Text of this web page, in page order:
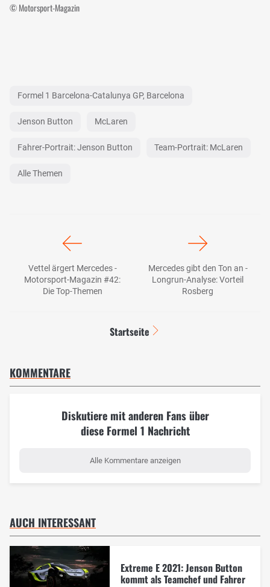
© Motorsport-Magazin
Formel 1 Barcelona-Catalunya GP, Barcelona
Jenson Button McLaren
Fahrer-Portrait: Jenson Button Team-Portrait: McLaren
Alle Themen
Vettel ärgert Mercedes -
Motorsport-Magazin #42:
Die Top-Themen
Mercedes gibt den Ton an -
Longrun-Analyse: Vorteil
Rosberg
Startseite
KOMMENTARE
Diskutiere mit anderen Fans über
diese Formel 1 Nachricht
Alle Kommentare anzeigen
AUCH INTERESSANT
Extreme E 2021: Jenson Button
kommt als Teamchef und Fahrer